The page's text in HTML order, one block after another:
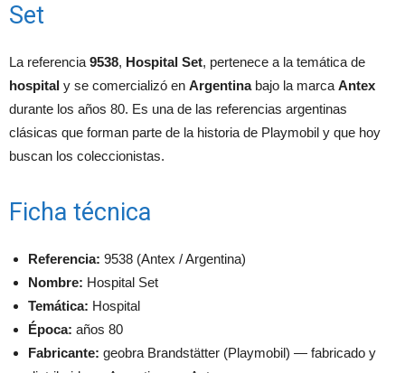
Set
La referencia 9538, Hospital Set, pertenece a la temática de
hospital y se comercializó en Argentinabajo la marca Antex
durante los años 80. Es una de las referencias argentinas
clásicas que forman parte de la historia de Playmobil y que hoy
buscan los coleccionistas.
Ficha técnica
Referencia: 9538 (Antex / Argentina)
Nombre: Hospital Set
Temática: Hospital
Época: años 80
Fabricante: geobra Brandstätter (Playmobil) — fabricado y